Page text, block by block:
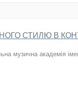
СТИЛЮ В
музична академія